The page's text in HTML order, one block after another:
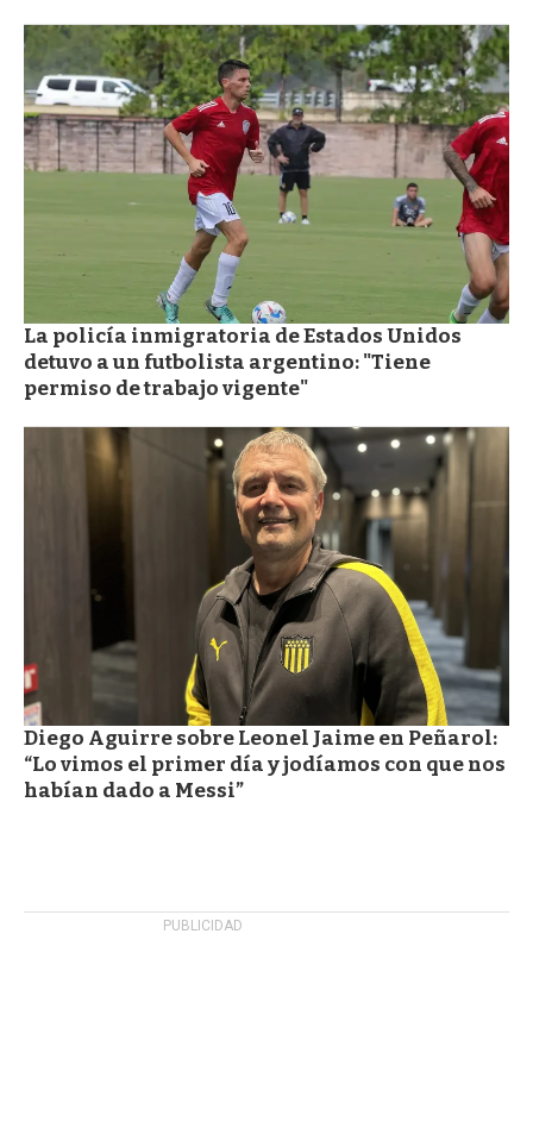
La policía inmigratoria de Estados Unidos
detuvo a un futbolista argentino: "Tiene
permiso de trabajo vigente"
Diego Aguirre sobre Leonel Jaime en Peñarol:
“Lo vimos el primer día y jodíamos con que nos
habían dado a Messi”